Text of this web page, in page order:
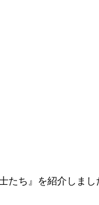
たち』を紹介しまし